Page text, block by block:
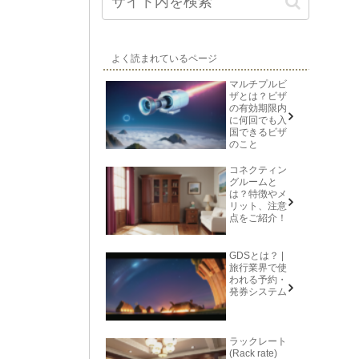
よく読まれているページ
マルチプルビ
ザとは？ビザ
の有効期限内
に何回でも入
国できるビザ
のこと
コネクティン
グルームと
は？特徴やメ
リット、注意
点をご紹介！
GDSとは？ |
旅行業界で使
われる予約・
発券システム
ラックレート
(Rack rate)